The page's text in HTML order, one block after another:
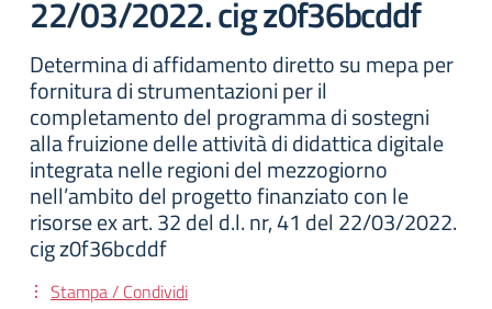
22/03/2022. cig z0f36bcddf
Determina di affidamento diretto su mepa per
fornitura di strumentazioni per il
completamento del programma di sostegni
alla fruizione delle attività di didattica digitale
integrata nelle regioni del mezzogiorno
nell’ambito del progetto finanziato con le
risorse ex art. 32 del d.l. nr, 41 del 22/03/2022.
cig z0f36bcddf
Stampa / Condividi